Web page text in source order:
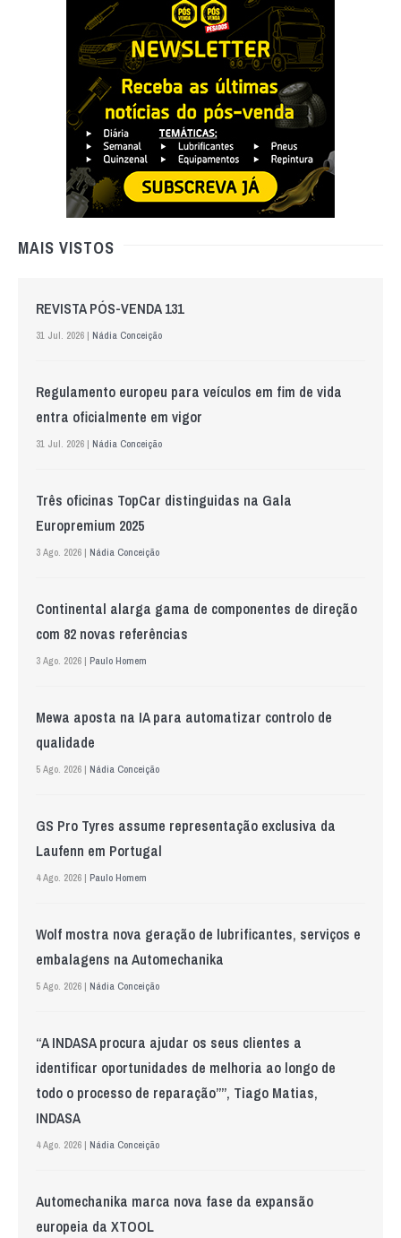
MAIS VISTOS
REVISTA PÓS-VENDA 131
31 Jul. 2026 | Nádia Conceição
Regulamento europeu para veículos em fim de vida
entra oficialmente em vigor
31 Jul. 2026 | Nádia Conceição
Três oficinas TopCar distinguidas na Gala
Europremium 2025
3 Ago. 2026 | Nádia Conceição
Continental alarga gama de componentes de direção
com 82 novas referências
3 Ago. 2026 | Paulo Homem
Mewa aposta na IA para automatizar controlo de
qualidade
5 Ago. 2026 | Nádia Conceição
GS Pro Tyres assume representação exclusiva da
Laufenn em Portugal
4 Ago. 2026 | Paulo Homem
Wolf mostra nova geração de lubrificantes, serviços e
embalagens na Automechanika
5 Ago. 2026 | Nádia Conceição
“A INDASA procura ajudar os seus clientes a
identificar oportunidades de melhoria ao longo de
todo o processo de reparação””, Tiago Matias,
INDASA
4 Ago. 2026 | Nádia Conceição
Automechanika marca nova fase da expansão
europeia da XTOOL